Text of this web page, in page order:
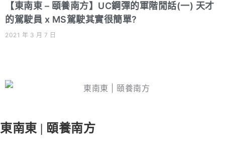
【東南東 – 頤養南方】UC鋼彈的軍階閒話(一) 天才
的駕駛員 x MS駕駛其實很簡單?
2021 年 3 月 7 日
東南東 | 頤養南方